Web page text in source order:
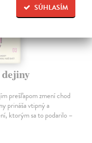
SÚHLASÍM
prešľapom zmení chod
prináša vtipný a
ktorým sa to podarilo –